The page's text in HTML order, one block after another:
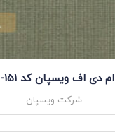
ام دی اف ویسپان کد P-151
شرکت ویسپان